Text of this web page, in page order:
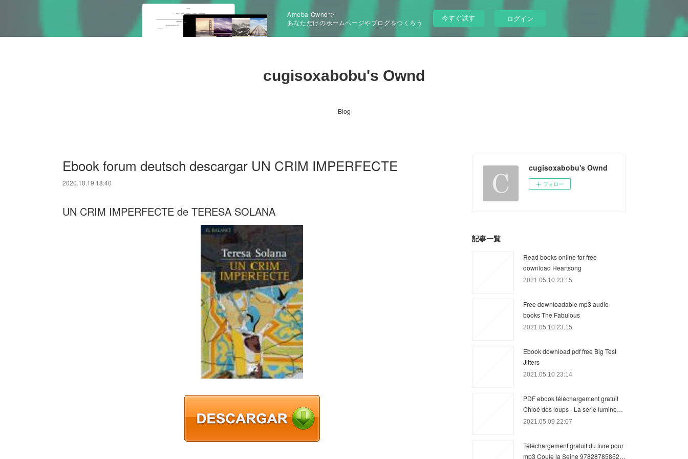
Ameba Owndで
あなただけのホームページやブログをつくろう
今すぐ試す ログイン
cugisoxabobu's Ownd
Blog
Ebook forum deutsch descargar UN CRIM IMPERFECTE
2020.10.19 18:40
UN CRIM IMPERFECTE de TERESA SOLANA
cugisoxabobu's Ownd
フォロー
記事一覧
Read books online for free
download Heartsong
2021.05.10 23:15
Free downloadable mp3 audio
books The Fabulous
2021.05.10 23:15
Ebook download pdf free Big Test
Jitters
2021.05.10 23:14
PDF ebook téléchargement gratuit
Chloé des loups - La série lumine…
2021.05.09 22:07
Téléchargement gratuit du livre pour
mp3 Coule la Seine 97828785852…